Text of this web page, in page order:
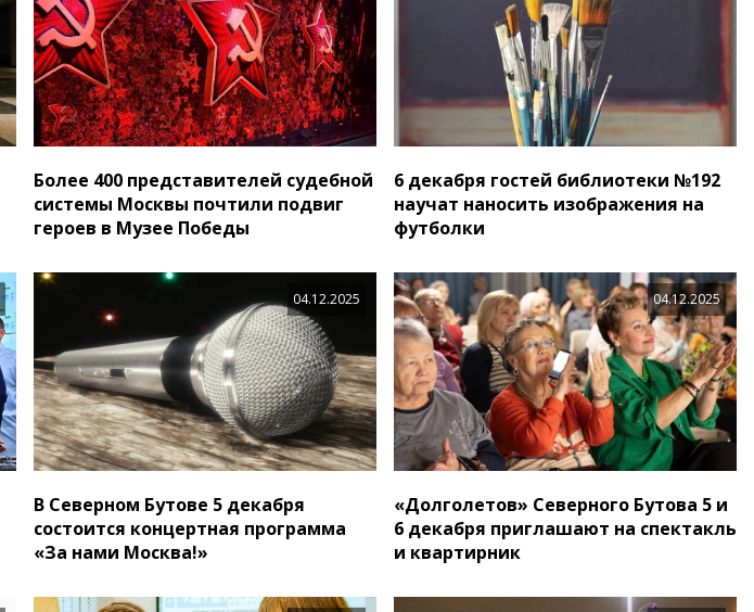
Более 400 представителей судебной
системы Москвы почтили подвиг
героев в Музее Победы
6 декабря гостей библиотеки №192
научат наносить изображения на
футболки
04.12.2025
В Северном Бутове 5 декабря
состоится концертная программа
«За нами Москва!»
04.12.2025
«Долголетов» Северного Бутова 5 и
6 декабря приглашают на спектакль
и квартирник